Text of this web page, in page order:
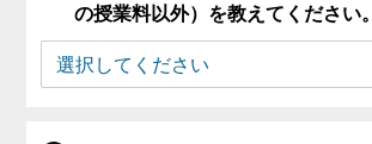
の授業料以外）を教えてください。